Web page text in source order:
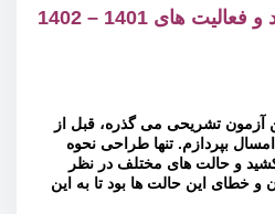
کنکور تیر 1402 تمام شد و فعالیت های 1401 – 1402
آزمون تشریحی می گذره، قبل از
بپردازم. تنها طراحی نحوه
سال طول کشید و حالت های مختلف در نظر
آزمون و خطای این حالت ها بود تا به این